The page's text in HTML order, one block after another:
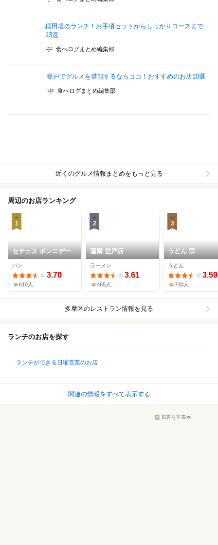
稲田堤のランチ！お手頃セットからしっかりコースまで
13選
食べログまとめ編集部
登戸でグルメを堪能するならココ！おすすめのお店10選
食べログまとめ編集部
近くのグルメ情報まとめをもっと見る
周辺のお店ランキング
1
セテュヌ ボンニデー
パン
3.70
610人
2
蓮爾 登戸店
ラーメン
3.61
465人
3
うどん 宗
うどん
3.59
730人
多摩区のレストラン情報を見る
ランチのお店を探す
ランチができる日曜営業のお店
関連の情報をすべて表示する
広告を非表示